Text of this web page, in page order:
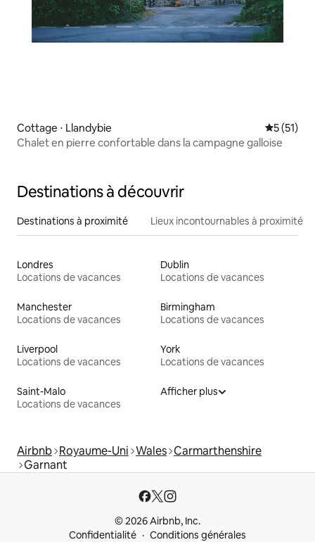
Cottage ⋅ Llandybie
5 (51)
Chalet en pierre confortable dans la campagne galloise
Destinations à découvrir
Destinations à proximité Lieux incontournables à proximité
Londres
Locations de vacances
Dublin
Locations de vacances
Manchester
Locations de vacances
Birmingham
Locations de vacances
Liverpool
Locations de vacances
York
Locations de vacances
Saint-Malo
Locations de vacances
Afficher plus
Airbnb Royaume-Uni Wales Carmarthenshire
Garnant
© 2026 Airbnb, Inc.
Confidentialité
Conditions générales